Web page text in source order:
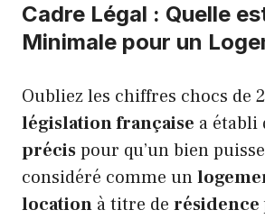
Cadre Légal : Quelle
Minimale pour un
Oubliez les chiffres chocs de
législation française a établi
précispour qu’un bien
considéré comme un
location à titre de